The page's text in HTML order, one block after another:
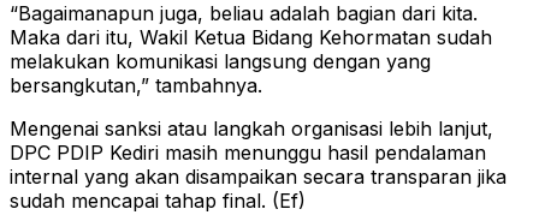
“Bagaimanapun juga, beliau adalah bagian dari kita.
Maka dari itu, Wakil Ketua Bidang Kehormatan sudah
melakukan komunikasi langsung dengan yang
bersangkutan,” tambahnya.
Mengenai sanksi atau langkah organisasi lebih lanjut,
DPC PDIP Kediri masih menunggu hasil pendalaman
internal yang akan disampaikan secara transparan jika
sudah mencapai tahap final. (Ef)